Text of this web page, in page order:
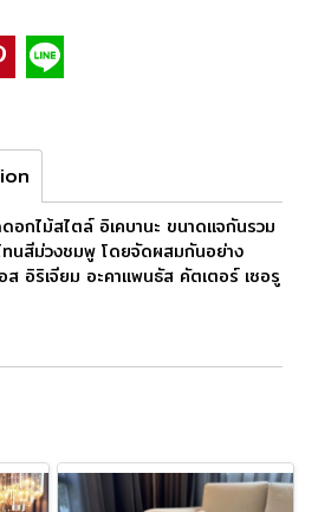
กไม้สไตล์ อิเคบานะ ขนาดเเจกันรวม
นสีม่วงชมพู โดยจัดผสมกันอย่าง
อิริเจียม อะคาแพนธัส คัตเตอร์ เซอรู